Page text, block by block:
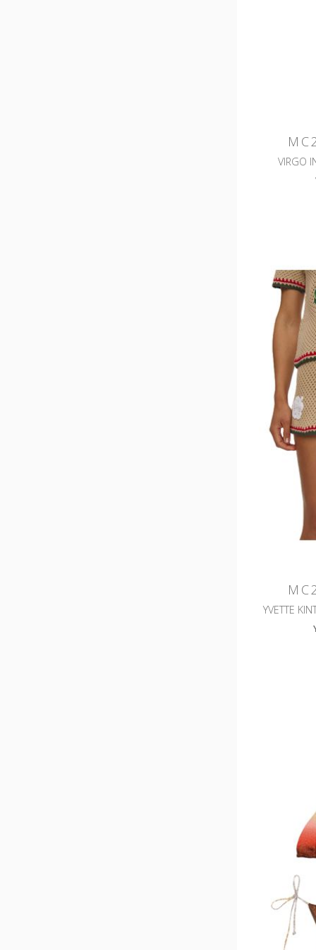
VIRGO
YVETTE